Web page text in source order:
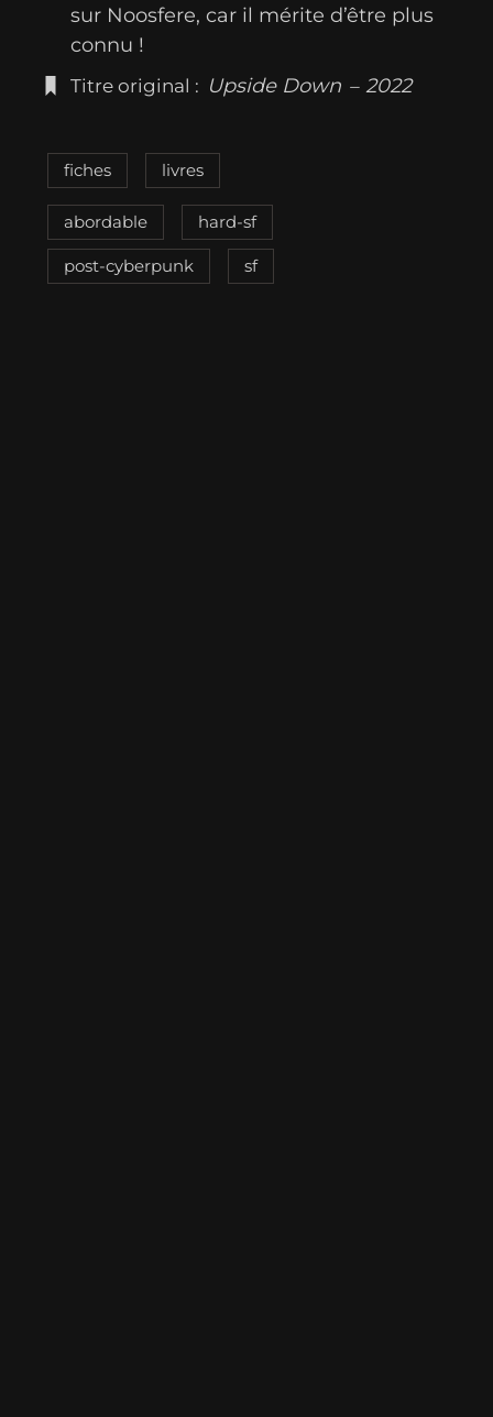
sur Noosfere, car il mérite d’être plus
connu !
Titre original : Upside Down – 2022
fiches livres
abordable hard-sf
post-cyberpunk sf